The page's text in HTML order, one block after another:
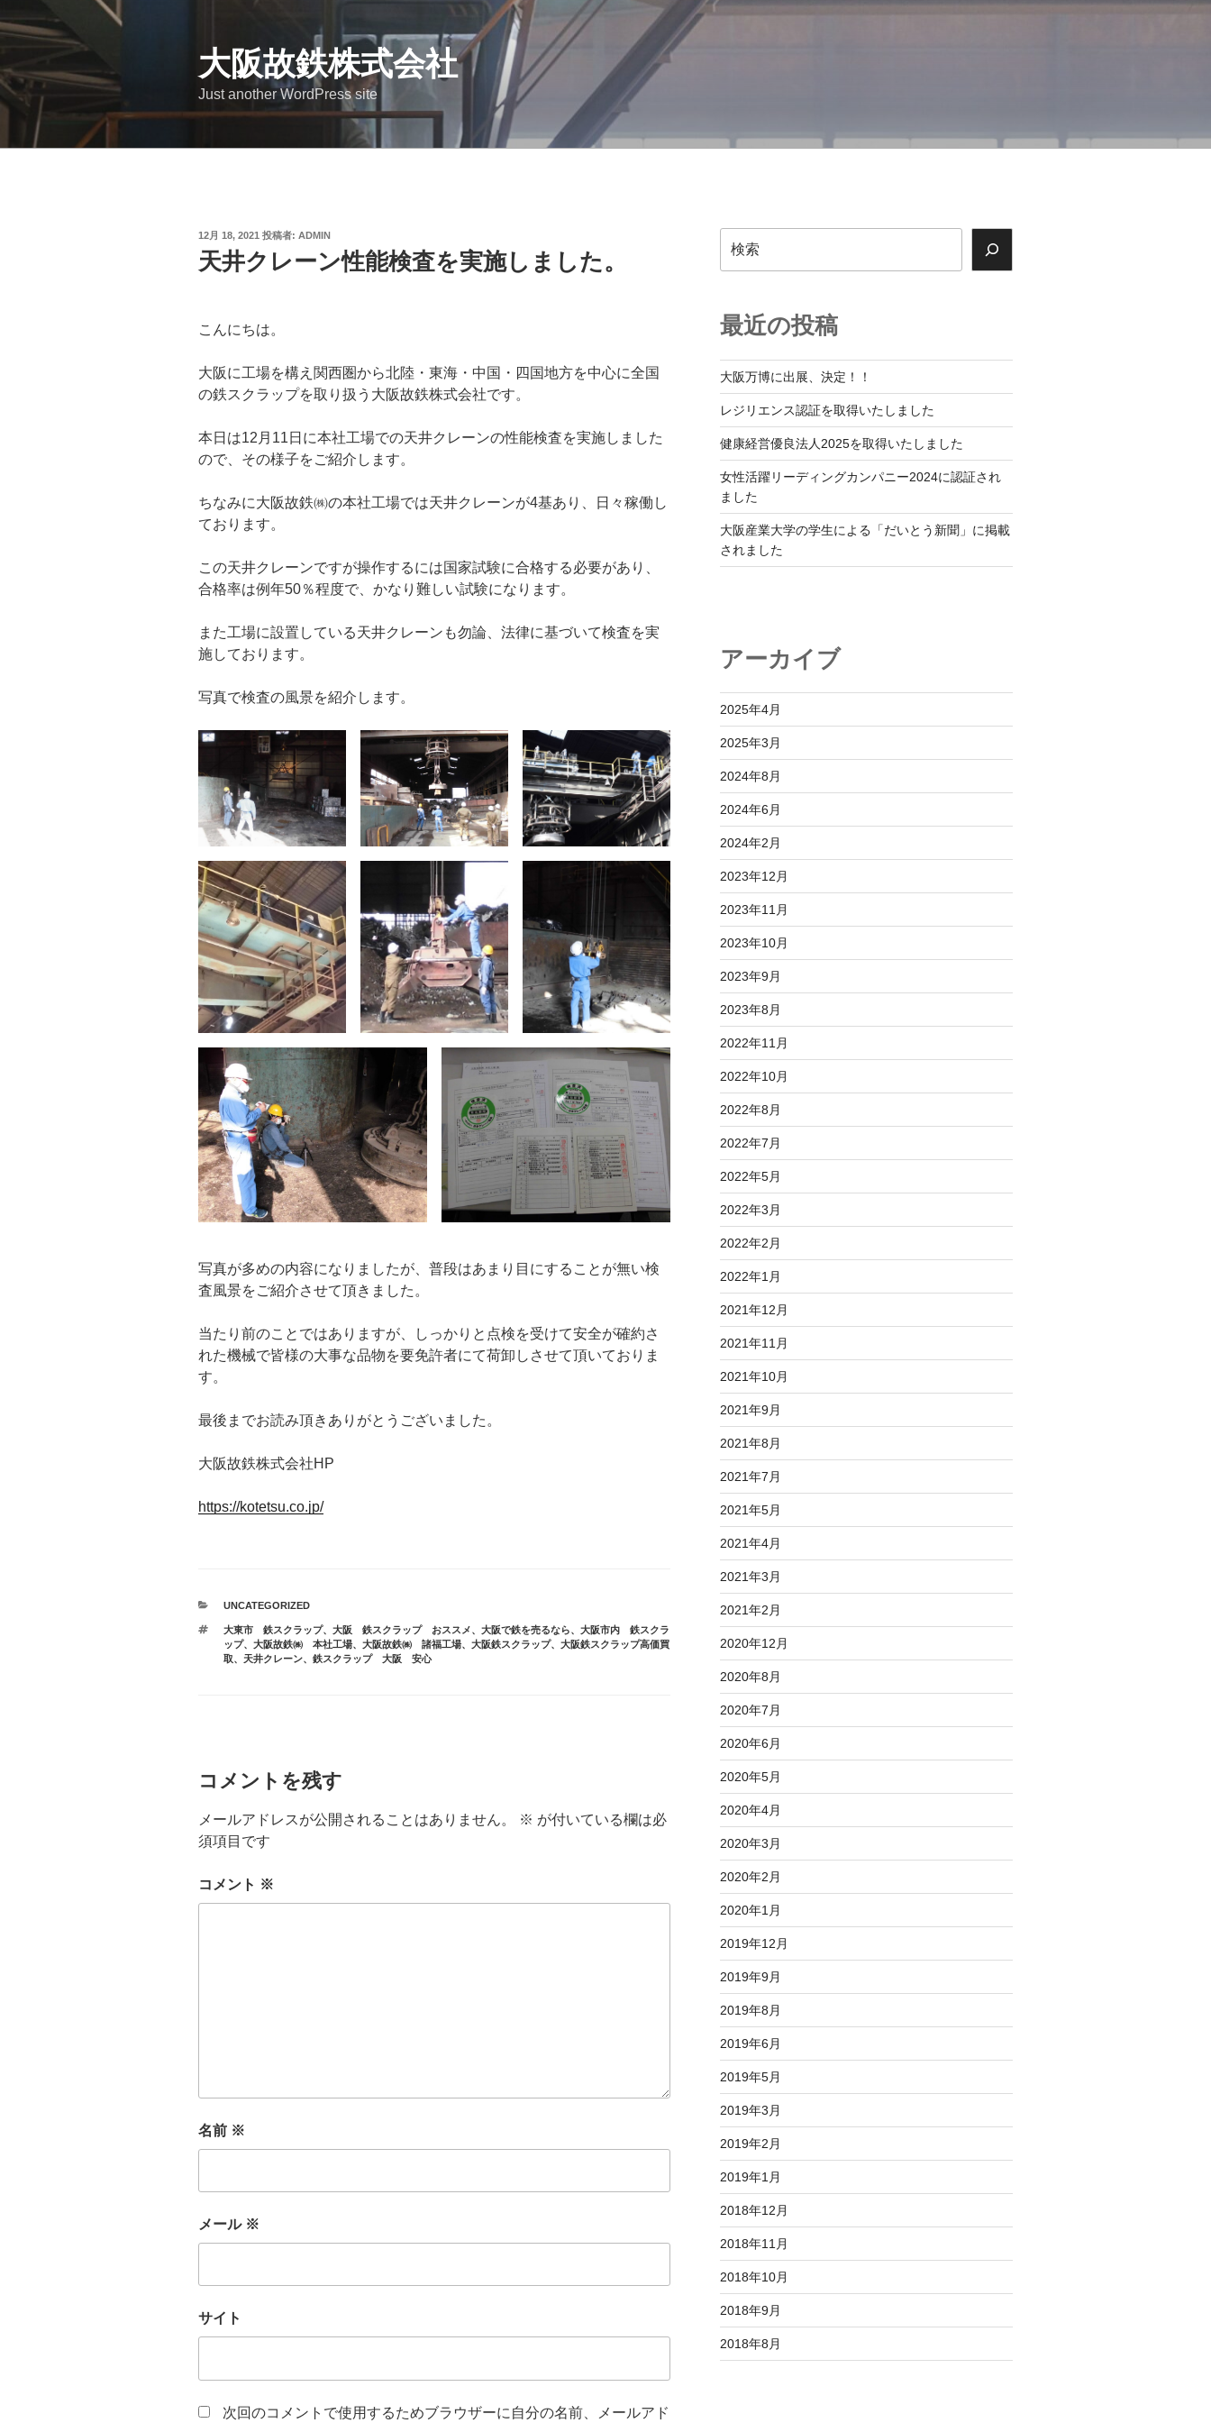
ン
ン
ツ
大阪故鉄株式会社
Just another WordPress site
投
稿
日:
12月 18, 2021 投稿者: ADMIN
天井クレーン性能検査を実施しました。
こんにちは。
大阪に工場を構え関西圏から北陸・東海・中国・四国地方を中心に全国
の鉄スクラップを取り扱う大阪故鉄株式会社です。
本日は12月11日に本社工場での天井クレーンの性能検査を実施しました
ので、その様子をご紹介します。
ちなみに大阪故鉄㈱の本社工場では天井クレーンが4基あり、日々稼働し
ております。
この天井クレーンですが操作するには国家試験に合格する必要があり、
合格率は例年50％程度で、かなり難しい試験になります。
また工場に設置している天井クレーンも勿論、法律に基づいて検査を実
施しております。
写真で検査の風景を紹介します。
写真が多めの内容になりましたが、普段はあまり目にすることが無い検
査風景をご紹介させて頂きました。
当たり前のことではありますが、しっかりと点検を受けて安全が確約さ
れた機械で皆様の大事な品物を要免許者にて荷卸しさせて頂いておりま
す。
最後までお読み頂きありがとうございました。
大阪故鉄株式会社HP
https://kotetsu.co.jp/
カ
ゴ
リ
ー
UNCATEGORIZED
タ
グ
大東市 鉄スクラップ、 大阪 鉄スクラップ おススメ、 大阪で鉄を売るなら、 大阪市内 鉄スクラ
ップ、 大阪故鉄㈱ 本社工場、 大阪故鉄㈱ 諸福工場、 大阪鉄スクラップ、 大阪鉄スクラップ高価買
取、 天井クレーン、 鉄スクラップ 大阪 安心
コメントを残す
メールアドレスが公開されることはありません。 ※ が付いている欄は必
須項目です
コメント ※
名前 ※
メール ※
サイト
次回のコメントで使用するためブラウザーに自分の名前、メールアド
索
最近の投稿
大阪万博に出展、決定！！
レジリエンス認証を取得いたしました
健康経営優良法人2025を取得いたしました
女性活躍リーディングカンパニー2024に認証され
ました
大阪産業大学の学生による「だいとう新聞」に掲載
されました
アーカイブ
2025年4月
2025年3月
2024年8月
2024年6月
2024年2月
2023年12月
2023年11月
2023年10月
2023年9月
2023年8月
2022年11月
2022年10月
2022年8月
2022年7月
2022年5月
2022年3月
2022年2月
2022年1月
2021年12月
2021年11月
2021年10月
2021年9月
2021年8月
2021年7月
2021年5月
2021年4月
2021年3月
2021年2月
2020年12月
2020年8月
2020年7月
2020年6月
2020年5月
2020年4月
2020年3月
2020年2月
2020年1月
2019年12月
2019年9月
2019年8月
2019年6月
2019年5月
2019年3月
2019年2月
2019年1月
2018年12月
2018年11月
2018年10月
2018年9月
2018年8月